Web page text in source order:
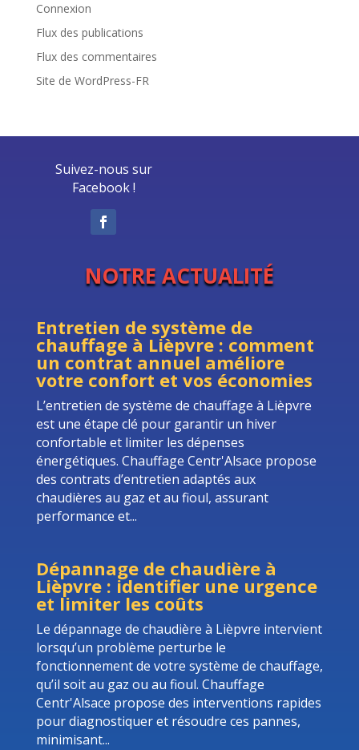
Connexion
Flux des publications
Flux des commentaires
Site de WordPress-FR
Suivez-nous sur
Facebook !
NOTRE ACTUALITÉ
Entretien de système de
chauffage à Lièpvre : comment
un contrat annuel améliore
votre confort et vos économies
L’entretien de système de chauffage à Lièpvre
est une étape clé pour garantir un hiver
confortable et limiter les dépenses
énergétiques. Chauffage Centr'Alsace propose
des contrats d’entretien adaptés aux
chaudières au gaz et au fioul, assurant
performance et...
Dépannage de chaudière à
Lièpvre : identifier une urgence
et limiter les coûts
Le dépannage de chaudière à Lièpvre intervient
lorsqu’un problème perturbe le
fonctionnement de votre système de chauffage,
qu’il soit au gaz ou au fioul. Chauffage
Centr'Alsace propose des interventions rapides
pour diagnostiquer et résoudre ces pannes,
minimisant...